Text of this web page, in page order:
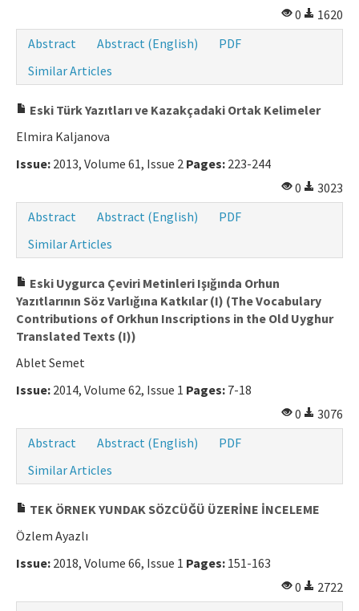
0
1620
Abstract
Abstract (English)
PDF
Similar Articles
Eski Türk Yazıtları ve Kazakçadaki Ortak Kelimeler
Elmira Kaljanova
Issue: 2013, Volume 61, Issue 2 Pages: 223-244
0
3023
Abstract
Abstract (English)
PDF
Similar Articles
Eski Uygurca Çeviri Metinleri Işığında Orhun
Yazıtlarının Söz Varlığına Katkılar (I) (The Vocabulary
Contributions of Orkhun Inscriptions in the Old Uyghur
Translated Texts (I))
Ablet Semet
Issue: 2014, Volume 62, Issue 1 Pages: 7-18
0
3076
Abstract
Abstract (English)
PDF
Similar Articles
TEK ÖRNEK YUNDAK SÖZCÜĞÜ ÜZERİNE İNCELEME
Özlem Ayazlı
Issue: 2018, Volume 66, Issue 1 Pages: 151-163
0
2722